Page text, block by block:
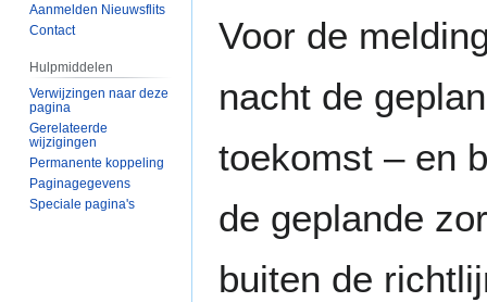
Voor de
nacht de
toekomst – en
de geplande
buiten de
Aanmelden Nieuwsflits
Contact
Hulpmiddelen
Verwijzingen naar deze
pagina
Gerelateerde
wijzigingen
Permanente koppeling
Paginagegevens
Speciale pagina's